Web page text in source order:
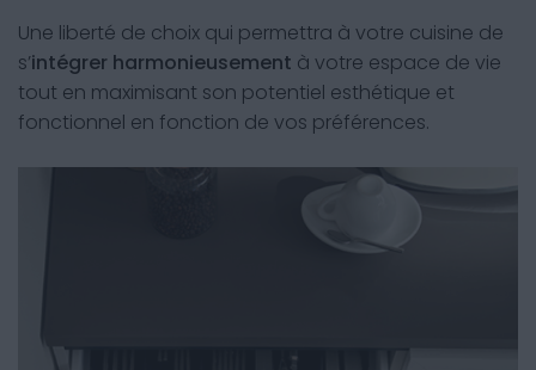
Une liberté de choix qui permettra à votre cuisine de
s’intégrer harmonieusement à votre espace de vie
tout en maximisant son potentiel esthétique et
fonctionnel en fonction de vos préférences.